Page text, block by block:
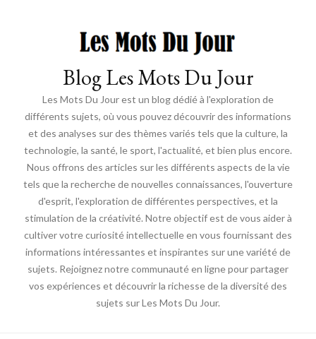
Blog Les Mots Du Jour
Les Mots Du Jour est un blog dédié à l'exploration de
différents sujets, où vous pouvez découvrir des informations
et des analyses sur des thèmes variés tels que la culture, la
technologie, la santé, le sport, l'actualité, et bien plus encore.
Nous offrons des articles sur les différents aspects de la vie
tels que la recherche de nouvelles connaissances, l'ouverture
d'esprit, l'exploration de différentes perspectives, et la
stimulation de la créativité. Notre objectif est de vous aider à
cultiver votre curiosité intellectuelle en vous fournissant des
informations intéressantes et inspirantes sur une variété de
sujets. Rejoignez notre communauté en ligne pour partager
vos expériences et découvrir la richesse de la diversité des
sujets sur Les Mots Du Jour.